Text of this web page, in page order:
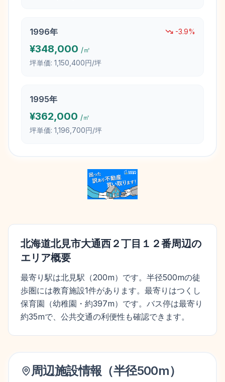
1996年 -3.9%
¥348,000 /㎡
坪単価: 1,150,400円/坪
1995年
¥362,000 /㎡
坪単価: 1,196,700円/坪
北海道北見市大通西２丁目１２番周辺の
エリア概要
最寄り駅は北見駅（200m）です。半径500mの徒
歩圏には教育施設1件があります。最寄りはつくし
保育園（幼稚園・約397m）です。バス停は最寄り
約35mで、公共交通の利便性も確認できます。
周辺施設情報（半径500m）